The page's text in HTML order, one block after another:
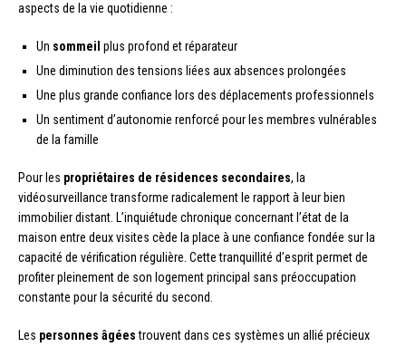
aspects de la vie quotidienne :
Un sommeil plus profond et réparateur
Une diminution des tensions liées aux absences prolongées
Une plus grande confiance lors des déplacements professionnels
Un sentiment d’autonomie renforcé pour les membres vulnérables
de la famille
Pour les propriétaires de résidences secondaires, la
vidéosurveillance transforme radicalement le rapport à leur bien
immobilier distant. L’inquiétude chronique concernant l’état de la
maison entre deux visites cède la place à une confiance fondée sur la
capacité de vérification régulière. Cette tranquillité d’esprit permet de
profiter pleinement de son logement principal sans préoccupation
constante pour la sécurité du second.
Les personnes âgéestrouvent dans ces systèmes un allié précieux